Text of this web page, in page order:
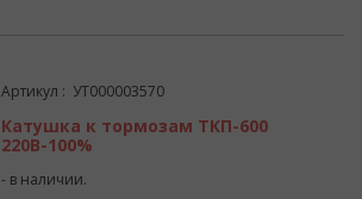
Артикул : УТ000003570
Катушка к тормозам ТКП-600
220В-100%
- в наличии.